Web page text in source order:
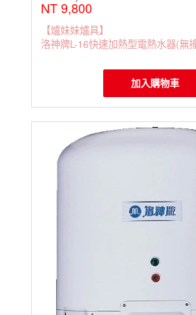
NT 9,800
【爐妹妹爐具】
洛神牌L-16快速加熱型電熱水器(無
加入購物車